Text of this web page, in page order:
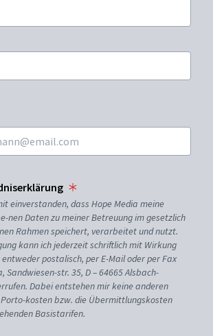
einverstanden, dass Hope Media meine
nen Daten zu meiner Betreuung im gesetzlich
Rahmen speichert, verarbeitet und nutzt.
kann ich jederzeit schriftlich mit Wirkung
postalisch, per E-Mail oder per Fax
Sandwiesen-str. 35, D – 64665 Alsbach-
Dabei entstehen mir keine anderen
kosten bzw. die Übermittlungskosten
Basistarifen.